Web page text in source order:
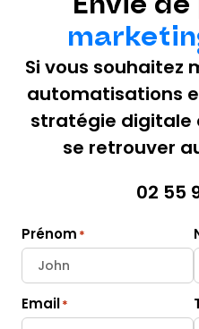
Si vous souhaitez
automatisations
stratégie digitale
se retrouver
02 55
Prénom
Email